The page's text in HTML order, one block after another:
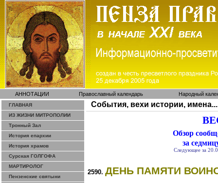
АННОТАЦИИ Православный календарь Народный
ГЛАВНАЯ
ИЗ ЖИЗНИ МИТРОПОЛИИ
Тронный Зал
История епархии
История храмов
Сурская ГОЛГОФА
МАРТИРОЛОГ
Пензенские святыни
События, вехи истории, имена...
Обзор
за
Следующее за
2590. ДЕНЬ ПАМЯТИ